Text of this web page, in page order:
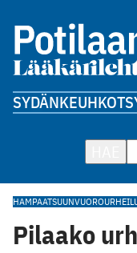
SYDÄNKEUHKOT
HAMPAATSUUNVUORO
Pilaako